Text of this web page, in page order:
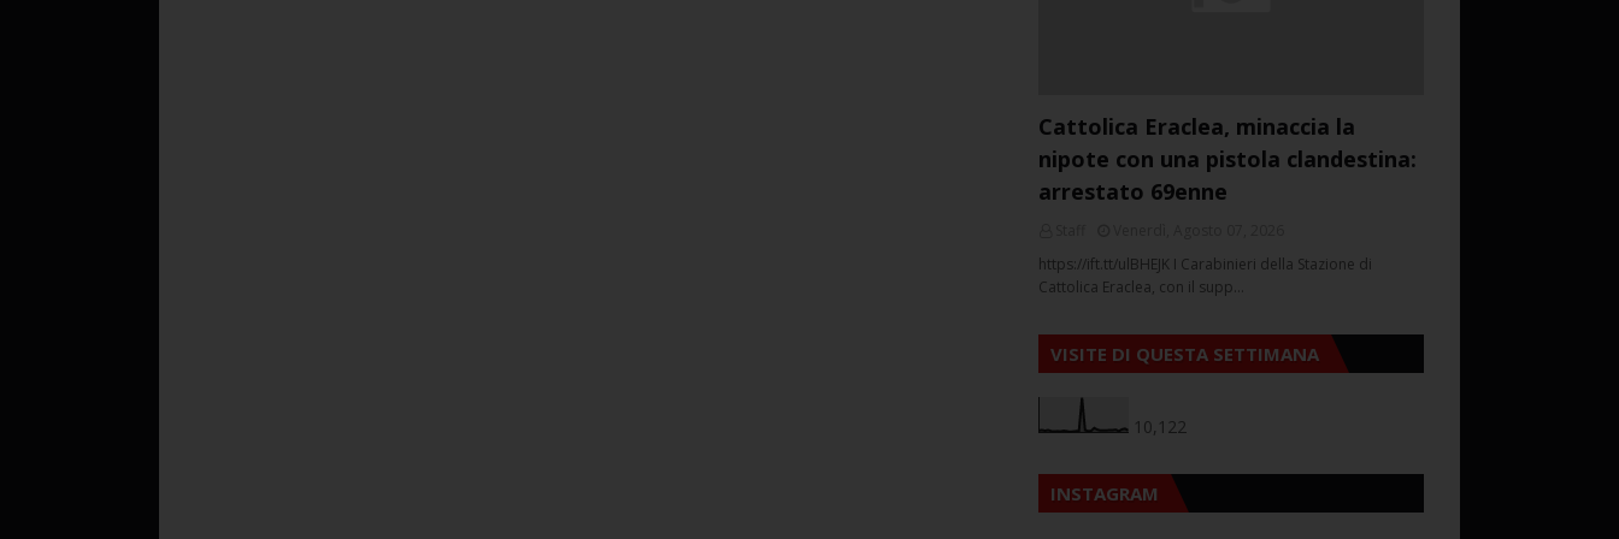
Cattolica Eraclea, minaccia la
nipote con una pistola clandestina:
arrestato 69enne
https://ift.tt/ulBHEJK I Carabinieri della Stazione di
Cattolica Eraclea, con il supp…
VISITE DI QUESTA SETTIMANA
10,122
INSTAGRAM